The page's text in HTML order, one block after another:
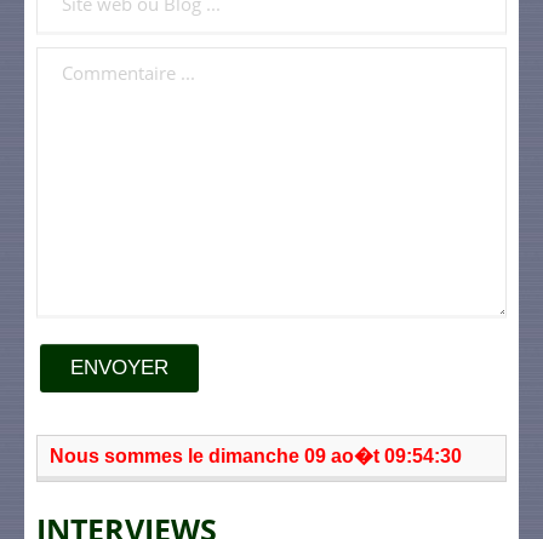
ENVOYER
Nous sommes le dimanche 09 ao�t 09:54:30
INTERVIEWS